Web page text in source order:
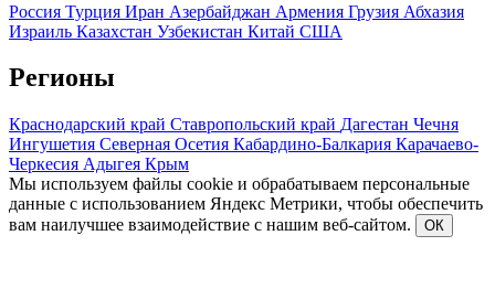
Россия Турция Иран Азербайджан Армения Грузия Абхазия
Израиль Казахстан Узбекистан Китай США
Регионы
Краснодарский край Ставропольский край Дагестан Чечня
Ингушетия Северная Осетия Кабардино-Балкария Карачаево-
Черкесия Адыгея Крым
Мы используем файлы cookie и обрабатываем персональные
данные с использованием Яндекс Метрики, чтобы обеспечить
вам наилучшее взаимодействие с нашим веб-сайтом.
ОК